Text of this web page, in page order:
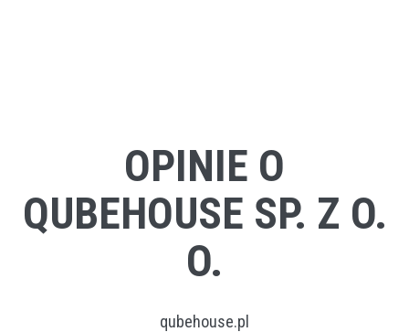
OPINIE O
QUBEHOUSE SP. Z O.
O.
qubehouse.pl